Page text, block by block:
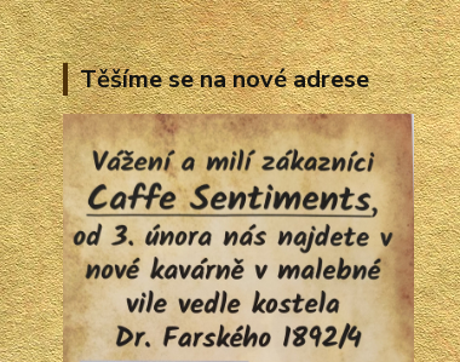
Těšíme se na nové adrese